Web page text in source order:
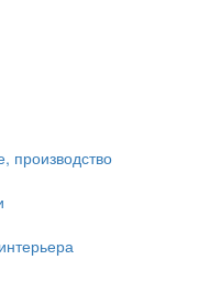
производство